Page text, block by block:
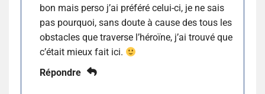
bon mais perso j’ai préféré celui-ci, je ne sais
pas pourquoi, sans doute à cause des tous les
obstacles que traverse l’héroïne, j’ai trouvé que
c’était mieux fait ici.
Répondre